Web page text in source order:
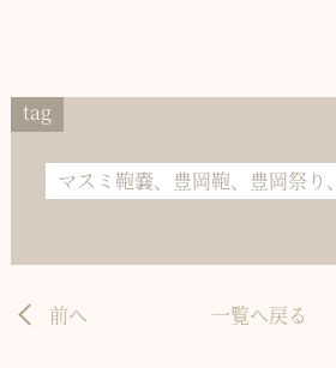
tag
マスミ鞄嚢、豊岡鞄、豊岡祭り
前へ 一覧へ戻る